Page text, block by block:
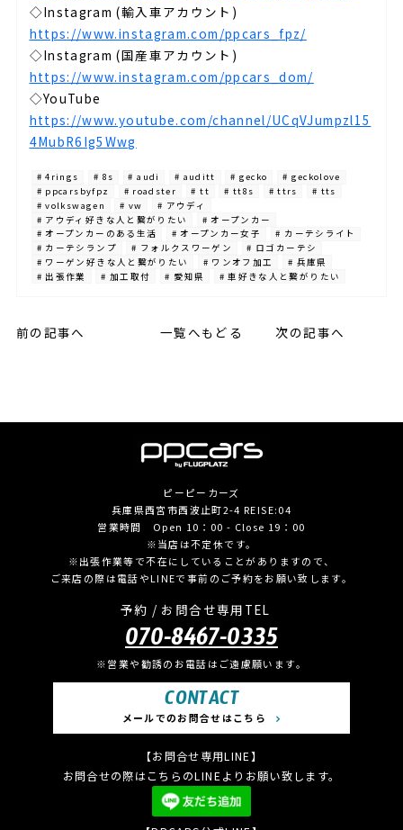
◇Instagram (輸入車アカウント)⁡
https://www.instagram.com/ppcars_fpz/
◇Instagram (国産車アカウント)⁡
https://www.instagram.com/ppcars_dom/
◇YouTube⁡
https://www.youtube.com/channel/UCqVJumpzl15
4MubR6Ig5Wwg
# 4rings # 8s # audi # auditt # gecko
# geckolove
# ppcarsbyfpz
# roadster # tt # tt8s # ttrs
# tts
# volkswagen
# vw
# アウディ
# アウディ好きな人と繋がりたい
# オープンカー
# オープンカーのある生活
# オープンカー女子
# カーテシライト
# カーテシランプ
# フォルクスワーゲン
# ロゴカーテシ
# ワーゲン好きな人と繋がりたい
# ワンオフ加工
# 兵庫県
# 出張作業
# 加工取付 # 愛知県 # 車好きな人と繋がりたい
前の記事へ 次の記事へ
一覧へもどる
ピーピーカーズ
兵庫県西宮市西波止町2-4 REISE:04
営業時間 Open 10：00 - Close 19：00
※当店は不定休です。
※出張作業等で不在にしていることがありますので、
ご来店の際は電話やLINEで事前のご予約をお願い致します。
予約 / お問合せ専用TEL
070-8467-0335
※営業や勧誘のお電話はご遠慮願います。
CONTACT
メールでのお問合せはこちら
【お問合せ専用LINE】
お問合せの際はこちらのLINEよりお願い致します。